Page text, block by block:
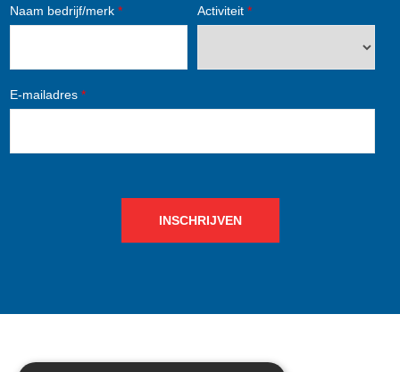
Naam bedrijf/merk * Activiteit *
E-mailadres *
INSCHRIJVEN